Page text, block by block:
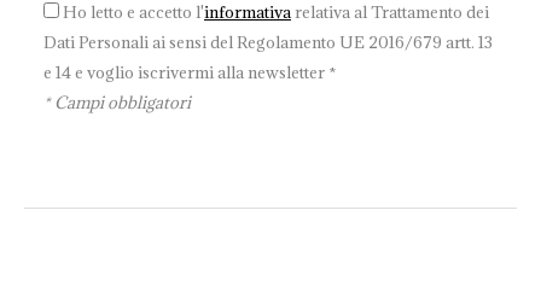
Ho letto e accetto l'informativa relativa al Trattamento dei
Dati Personali ai sensi del Regolamento UE 2016/679 artt. 13
e 14 e voglio iscrivermi alla newsletter *
* Campi obbligatori